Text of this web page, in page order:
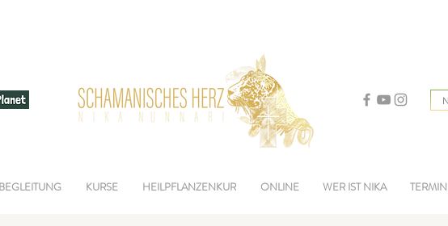
KURSE HEILPFLANZENKUR ONLINE WER IST NIKA